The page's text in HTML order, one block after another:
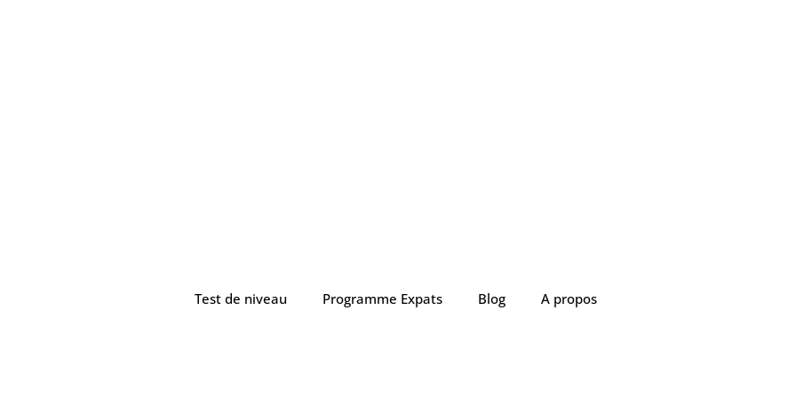
Test de niveau Programme Expats Blog A propos